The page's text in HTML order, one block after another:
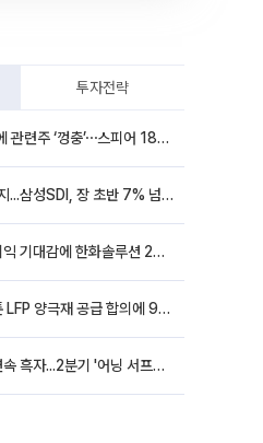
투자전략
스페이스X 주가 반등에 관련주 ‘껑충’⋯스피어 18%ㆍ에이치브이엠 12%↑
반도체 온기 탄 2차전지...삼성SDI, 장 초반 7% 넘게 껑충
美 태양광 관세 반사이익 기대감에 한화솔루션 20%대·OCI홀딩스 14%대 급등
포스코퓨처엠, 19만톤 LFP 양극재 공급 합의에 9%대 강세
고려아연, 106분기 연속 흑자...2분기 '어닝 서프라이즈'에 장 초반 12%대 강세